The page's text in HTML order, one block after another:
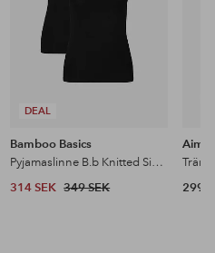
DEAL
Bamboo Basics
Pyjamaslinne B.b Knitted Singlet 2-pack
314 SEK 349 SEK
Aim'n
299